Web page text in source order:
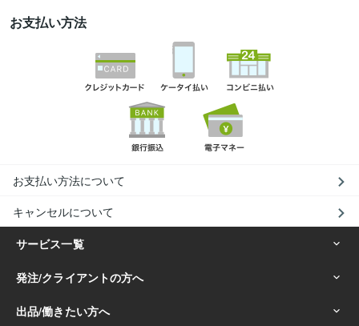
お支払い方法
お支払い方法について
キャンセルについて